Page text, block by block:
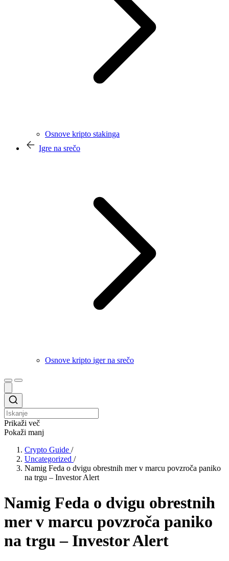
Osnove kripto stakinga
Igre na srečo
Osnove kripto iger na srečo
Prikaži več
Pokaži manj
Crypto Guide /
Uncategorized /
Namig Feda o dvigu obrestnih mer v marcu povzroča paniko
na trgu – Investor Alert
Namig Feda o dvigu obrestnih
mer v marcu povzroča paniko
na trgu – Investor Alert